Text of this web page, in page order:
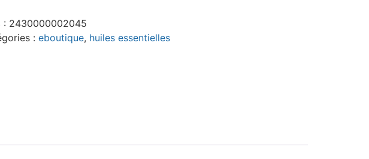
: 2430000002045
: eboutique, huiles essentielles